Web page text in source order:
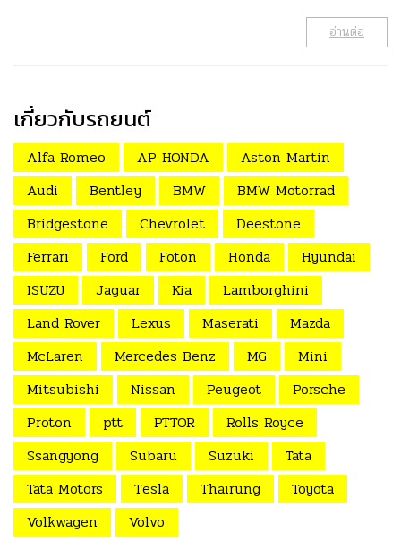
อ่านต่อ
เกี่ยวกับรถยนต์
Alfa Romeo AP HONDA
Aston Martin
Audi
Bentley BMW
BMW Motorrad
Bridgestone
Chevrolet
Deestone
Ferrari
Ford Foton Honda
Hyundai
ISUZU
Jaguar Kia
Lamborghini
Land Rover
Lexus Maserati
Mazda
McLaren
Mercedes Benz MG
Mini
Mitsubishi
Nissan Peugeot
Porsche
Proton
ptt PTTOR
Rolls Royce
Ssangyong
Subaru Suzuki
Tata
Tata Motors
Tesla Thairung
Toyota
Volkwagen
Volvo